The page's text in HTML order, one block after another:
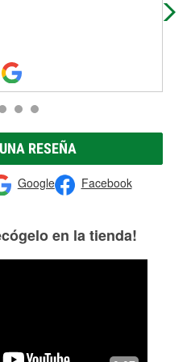
RESEÑA
Google Facebook
en la tienda!